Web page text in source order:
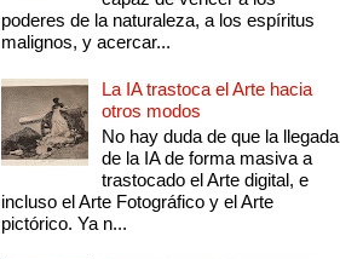
poderes de la naturaleza, a los espíritus
malignos, y acercar...
La IA trastoca el Arte hacia
otros modos
No hay duda de que la llegada
de la IA de forma masiva a
trastocado el Arte digital, e
incluso el Arte Fotográfico y el Arte
pictórico. Ya n...